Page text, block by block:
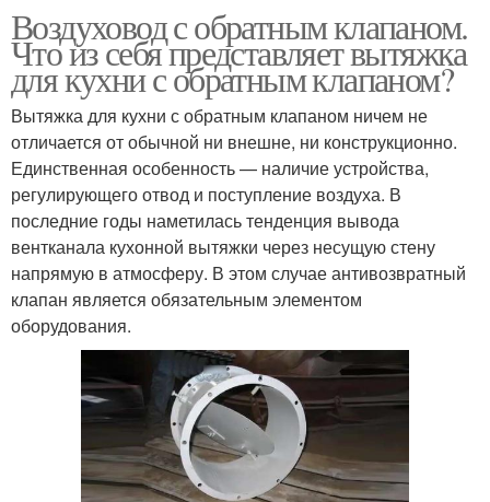
Воздуховод с обратным клапаном.
Что из себя представляет вытяжка
для кухни с обратным клапаном?
Вытяжка для кухни с обратным клапаном ничем не
отличается от обычной ни внешне, ни конструкционно.
Единственная особенность — наличие устройства,
регулирующего отвод и поступление воздуха. В
последние годы наметилась тенденция вывода
вентканала кухонной вытяжки через несущую стену
напрямую в атмосферу. В этом случае антивозвратный
клапан является обязательным элементом
оборудования.